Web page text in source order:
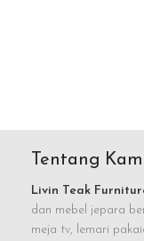
Tentang
Livin Teak
dan mebel jepara
meja tv, lemari